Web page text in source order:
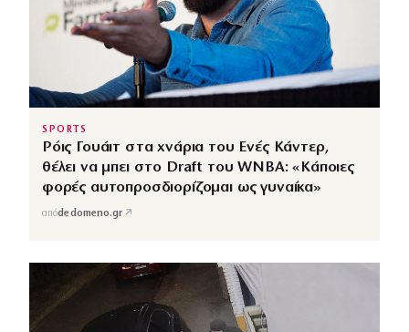
SPORTS
Ρόις Γουάιτ στα χνάρια του Ενές Κάντερ,
θέλει να μπει στο Draft του WNBA: «Κάποιες
φορές αυτοπροσδιορίζομαι ως γυναίκα»
απόdedomeno.gr ↗